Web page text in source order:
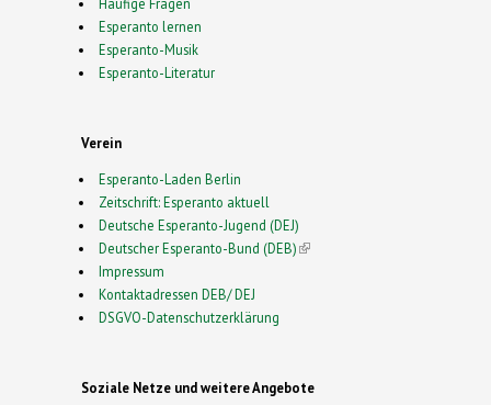
Esperanto lernen
Esperanto-Musik
Esperanto-Literatur
Verein
Esperanto-Laden Berlin
Zeitschrift: Esperanto aktuell
Deutsche Esperanto-Jugend (DEJ)
Deutscher Esperanto-Bund (DEB)(link is external)
Impressum
Kontaktadressen DEB/ DEJ
DSGVO-Datenschutzerklärung
Soziale Netze und weitere Angebote